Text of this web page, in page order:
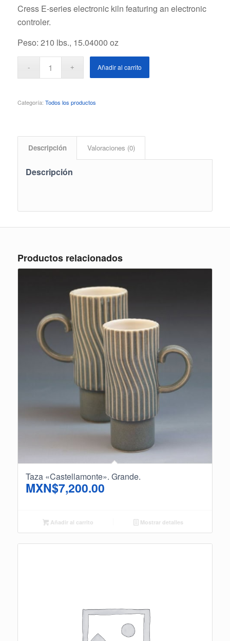
Cress E-series electronic kiln featuring an electronic
controler.
Peso: 210 lbs., 15.04000 oz
Añadir al carrito
Categoría: Todos los productos
Descripción Valoraciones (0)
Descripción
Productos relacionados
Taza «Castellamonte». Grande.
MXN$7,200.00
Añadir al carrito Mostrar detalles